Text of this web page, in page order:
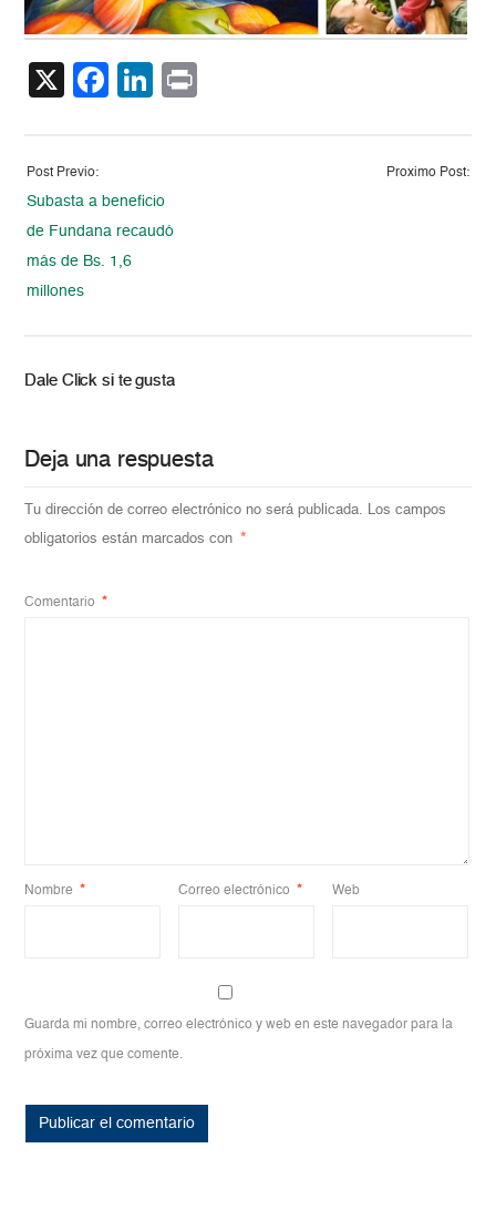
X Facebook
LinkedIn
Post Previo:
Subasta a beneficio
de Fundana recaudó
más de Bs. 1,6
millones
Proximo Post:
Dale Click si te gusta
Deja una respuesta
Tu dirección de correo electrónico no será publicada. Los campos
obligatorios están marcados con *
Comentario *
Nombre * Correo electrónico * Web
Guarda mi nombre, correo electrónico y web en este navegador para la
próxima vez que comente.